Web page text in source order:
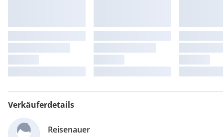
Verkäuferdetails
Reisenauer